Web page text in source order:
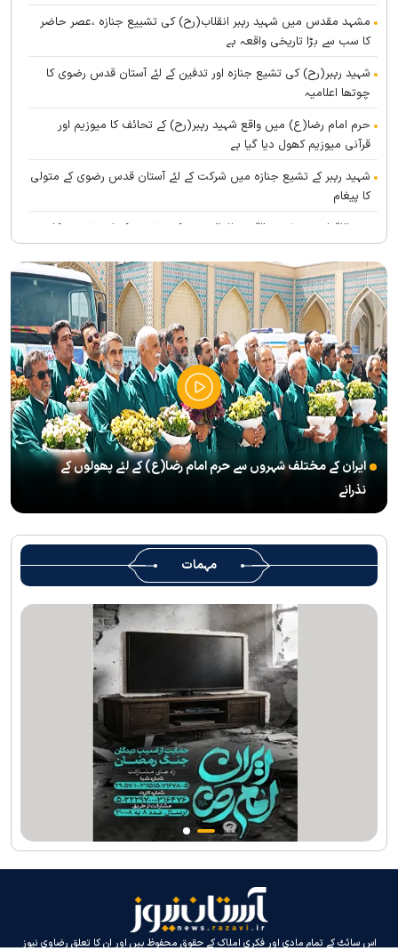
مشہد مقدس میں شہید رہبر انقلاب(رح) کی تشییع جنازہ ،عصر حاضر
کا سب سے بڑا تاریخی واقعہ ہے
شہید رہبر(رح) کی تشیع جنازہ اور تدفین کے لئے آستان قدس رضوی کا
چوتھا اعلامیہ
حرم امام رضا(ع) میں واقع شہید رہبر(رح) کے تحائف کا میوزیم اور
قرآنی میوزیم کھول دیا گیا ہے
شہید رہبر کے تشیع جنازہ میں شرکت کے لئے آستان قدس رضوی کے متولی
کا پیغام
بین الاقوامی سطح پر ’’قومو للہ‘‘ نعرے کی تشریح کے لئے نشست کا
انعقاد
’’قائد الامۃ‘‘ کے عنوان سے لائیو ٹی وی پروگرام
رہبرشہید کے سوگواروں کے لئے کرامت رضوی فاؤنڈیشن کی جانب سے
پذیرائي کا وسیع انتظام
(( آقای شہید ایران )) نامی چار جلدوں پر مشتمل کتاب منظرعام پر
آگئی
شہید رہبر(رح) ایک قرآنی نابغہ اور قرآنی احکامات پرعمل کرنے والی
شخصیت تھے؛ استاد پناہی
رہبرشہید کے وداع کے ا یام میں حرم مطہر رضوی بند نہيں ہوگا
رہبرشہید ( رحمت اللہ علیہ ) کی یاد میں رضوی کتابخانہ اور میوزیمز
میں تعزیتی جلسوں اور خصوصی پروگراموں کا انعقاد
روضہ منورہ امام رضا(ع) کے خدام ، سوگوار زائرین کو کھانے اور رہائش
کی خدمات فراہم کرنے کے لئے تیار ہیں
جارجیا کے 130 رکنی مذہبی و ثقافتی وفد کا حرم امام رضا(ع) کے خدام
کی جانب سےخصوصی استقبال
ایران کے مختلف شہروں سے حرم امام رضا(ع) کے لئے پھولوں کے
نذرانے
مہمات
اس سائٹ کے تمام مادی اور فکری املاک کے حقوق محفوظ ہیں اور ان کا تعلق رضاوی نیوز